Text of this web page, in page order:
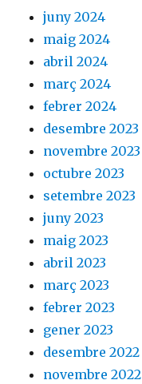
juny 2024
maig 2024
abril 2024
març 2024
febrer 2024
desembre 2023
novembre 2023
octubre 2023
setembre 2023
juny 2023
maig 2023
abril 2023
març 2023
febrer 2023
gener 2023
desembre 2022
novembre 2022